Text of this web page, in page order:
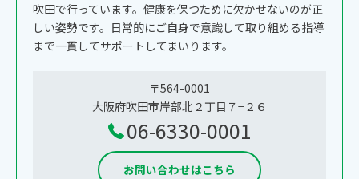
吹田で行っています。健康を保つために欠かせないのが正
しい姿勢です。日常的にご自身で意識して取り組める指導
まで一貫してサポートしてまいります。
〒564-0001
大阪府吹田市岸部北２丁目７−２６
06-6330-0001
お問い合わせはこちら